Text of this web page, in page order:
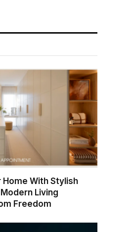
Home With Stylish
Living
Freedom